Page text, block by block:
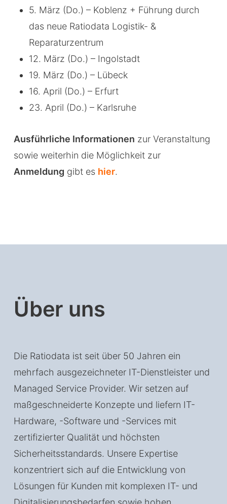
5. März (Do.) – Koblenz + Führung durch
das neue Ratiodata Logistik- &
Reparaturzentrum
12. März (Do.) – Ingolstadt
19. März (Do.) – Lübeck
16. April (Do.) – Erfurt
23. April (Do.) – Karlsruhe
Ausführliche Informationen zur Veranstaltung
sowie weiterhin die Möglichkeit zur
Anmeldung gibt es hier.
Über uns
Die Ratiodata ist seit über 50 Jahren ein
mehrfach ausgezeichneter IT-Dienstleister und
Managed Service Provider. Wir setzen auf
maßgeschneiderte Konzepte und liefern IT-
Hardware, -Software und -Services mit
zertifizierter Qualität und höchsten
Sicherheitsstandards. Unsere Expertise
konzentriert sich auf die Entwicklung von
Lösungen für Kunden mit komplexen IT- und